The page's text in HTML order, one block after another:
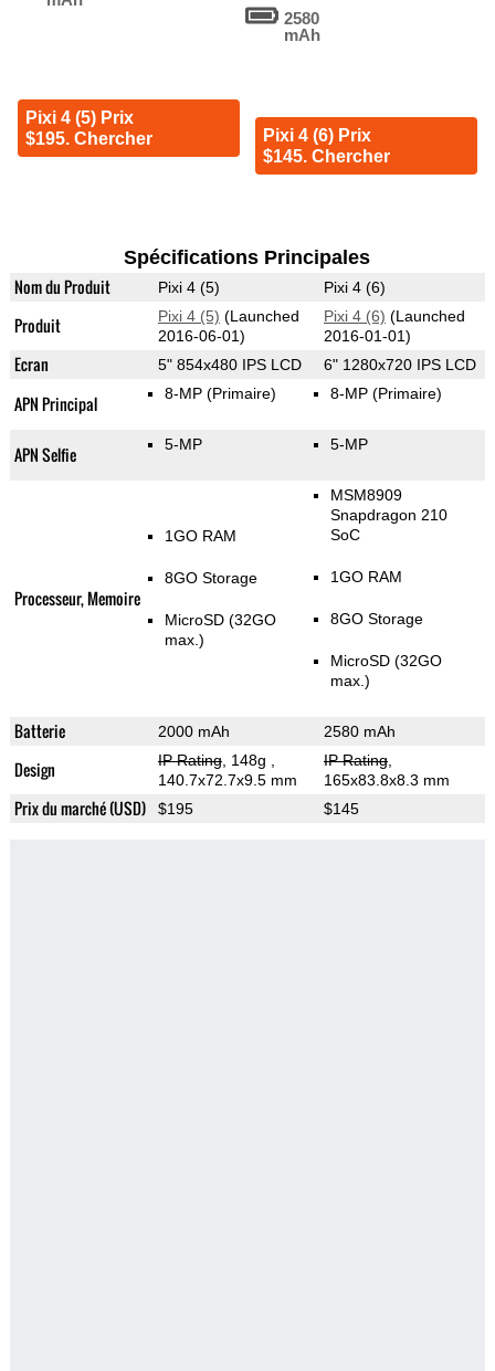
Pixi 4 (5) Prix
$195. Chercher
2580
mAh
Pixi 4 (6) Prix
$145. Chercher
Spécifications Principales
Nom du Produit Pixi 4 (5) Pixi 4 (6)
Produit Pixi 4 (5) (Launched
2016-06-01)
Pixi 4 (6) (Launched
2016-01-01)
Ecran 5" 854x480 IPS LCD 6" 1280x720 IPS LCD
APN Principal 8-MP (Primaire) 8-MP (Primaire)
APN Selfie 5-MP 5-MP
Processeur, Memoire
1GO RAM
8GO Storage
MicroSD (32GO
max.)
MSM8909
Snapdragon 210
SoC
1GO RAM
8GO Storage
MicroSD (32GO
max.)
Batterie 2000 mAh 2580 mAh
Design IP Rating, 148g
140.7x72.7x9.5 mm
IP Rating,
165x83.8x8.3 mm
Prix du marché (USD) $195 $145